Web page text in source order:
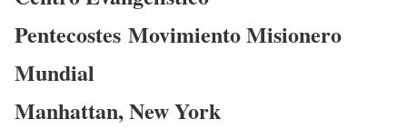
Pentecostes Movimiento Misionero
Mundial
Manhattan, New York